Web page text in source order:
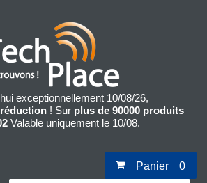
exceptionnellement 10/08/26,
! Sur plus de 90000 produits
Valable uniquement le 10/08.
Panier 0